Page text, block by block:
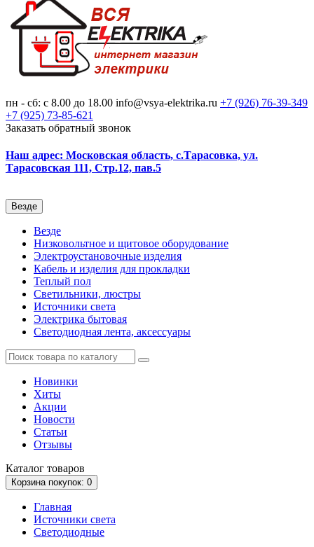
пн - сб: с 8.00 до 18.00 info@vsya-elektrika.ru +7 (926) 76-39-349
+7 (925) 73-85-621
Заказать обратный звонок
Наш адрес: Московская область, с.Тарасовка, ул.
Тарасовская 111, Стр.12, пав.5
Везде
Везде
Низковольтное и щитовое оборудование
Электроустановочные изделия
Кабель и изделия для прокладки
Теплый пол
Светильники, люстры
Источники света
Электрика бытовая
Светодиодная лента, аксессуары
Новинки
Хиты
Акции
Новости
Статьи
Отзывы
Каталог товаров
Корзина покупок: 0
Главная
Источники света
Светодиодные